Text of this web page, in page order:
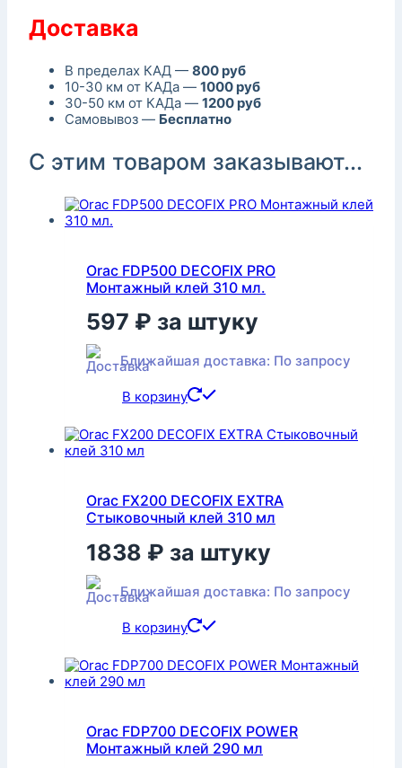
Доставка
В пределах КАД — 800 руб
10-30 км от КАДа — 1000 руб
30-50 км от КАДа — 1200 руб
Самовывоз — Бесплатно
С этим товаром заказывают...
Orac FDP500 DECOFIX PRO
Монтажный клей 310 мл.
597 ₽ за штуку
Ближайшая доставка: По запросу
В корзину
Orac FX200 DECOFIX EXTRA
Стыковочный клей 310 мл
1838 ₽ за штуку
Ближайшая доставка: По запросу
В корзину
Orac FDP700 DECOFIX POWER
Монтажный клей 290 мл